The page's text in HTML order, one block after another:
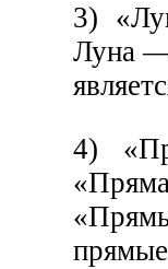
3)
Луна —
4)